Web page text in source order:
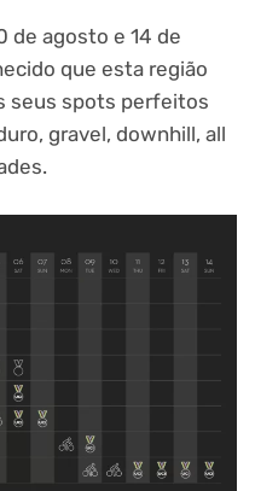
de agosto e 14 de
que esta região
seus spots perfeitos
gravel, downhill, all